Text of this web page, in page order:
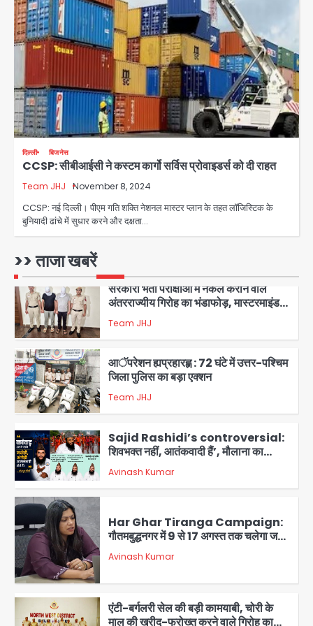
दिल्ली बिजनेस
CCSP: सीबीआईसी ने कस्टम कार्गो सर्विस प्रोवाइडर्स को दी राहत
Team JHJ November 8, 2024
CCSP: नई दिल्ली। पीएम गति शक्ति नेशनल मास्टर प्लान के तहत लॉजिस्टिक के
बुनियादी ढांचे में सुधार करने और दक्षता…
>> ताजा खबरें
4
Team JHJ
5
Sajid Rashidi’s controversial:
शिवभक्त नहीं, आतंकवादी हैं’, मौलाना का
कांवड़ियों पर विवादित बयान, BJP विधायक ने
कराई FIR, NSA की मांग
Avinash Kumar
Har Ghar Tiranga Campaign:
गौतमबुद्धनगर में 9 से 17 अगस्त तक चलेगा जन-
जागरूकता महाअभियान, डीएम ने की समीक्षा
बैठक
Avinash Kumar
2
एंटी-बर्गलरी सेल की बड़ी कामयाबी, चोरी के
माल की खरीद-फरोख्त करने वाले गिरोह का
भंडाफोड़
3
सरकारी भर्ती परीक्षाओं में नकल कराने वाले
अंतरराज्यीय गिरोह का भंडाफोड़, मास्टरमाइंड
Team JHJ
4
आॅपरेशन ह्यप्रहारह्ण : 72 घंटे में उत्तर-पश्चिम
जिला पुलिस का बड़ा एक्शन
Team JHJ
5
Sajid Rashidi’s controversial:
शिवभक्त नहीं, आतंकवादी हैं’, मौलाना का
कांवड़ियों पर विवादित बयान, BJP विधायक ने
कराई FIR, NSA की मांग
Avinash Kumar
1
Har Ghar Tiranga Campaign:
गौतमबुद्धनगर में 9 से 17 अगस्त तक चलेगा जन-
जागरूकता महाअभियान, डीएम ने की समीक्षा
बैठक
Avinash Kumar
एंटी-बर्गलरी सेल की बड़ी कामयाबी, चोरी के
माल की खरीद-फरोख्त करने वाले गिरोह का